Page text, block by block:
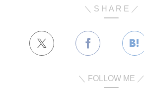
＼ S H A R E ／
＼ FOLLOW ME ／